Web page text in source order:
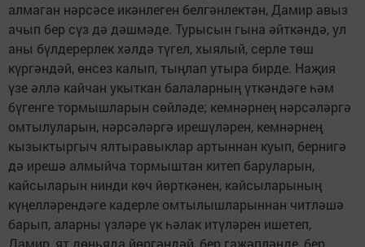
алмаган нәрсәсе икәнлеген белгәнлектән, Дамир авыз
ачып бер сүз дә дәшмәде. Турысын гына әйткәндә, ул
аны бүлдерерлек хәлдә түгел, хыялый, серле төш
күргәндәй, өнсез калып, тыңлап утыра бирде. Наҗия
үзе әллә кайчан укыткан балаларның үткәндәге һәм
бүгенге тормышларын сөйләде; кемнәрнең нәрсәләргә
омтылуларын, нәрсәләргә ирешүләрен, кемнәрнең
кызыктыргыч ялтыравыклар артыннан куып, бернигә
дә ирешә алмыйча тормыштан китеп баруларын,
кайсыларын нинди көч йөрткәнен, кайсыларының
күңелләрендәге кадерле омтылышларыннан читләшә
барып, аларны үзләре үк һәлак итүләрен ишетеп,